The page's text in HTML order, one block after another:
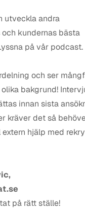
utveckla andra
kundernas bästa
på vår
och ser
bakgrund!
innan sista
kräver det så
hjälp med
på rätt ställe!